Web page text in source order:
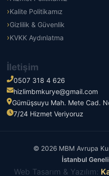
Kalite Politikamız
Gizlilik & Güvenlik
KVKK Aydınlatma
İletişim
0507 318 4 626
hizlimbmkurye@gmail.com
Gümüşsuyu Mah. Mete Cad.
7/24 Hizmet Veriyoruz
© 2026 MBM Avrupa
İstanbul
Web Tasarım & Yazılım: